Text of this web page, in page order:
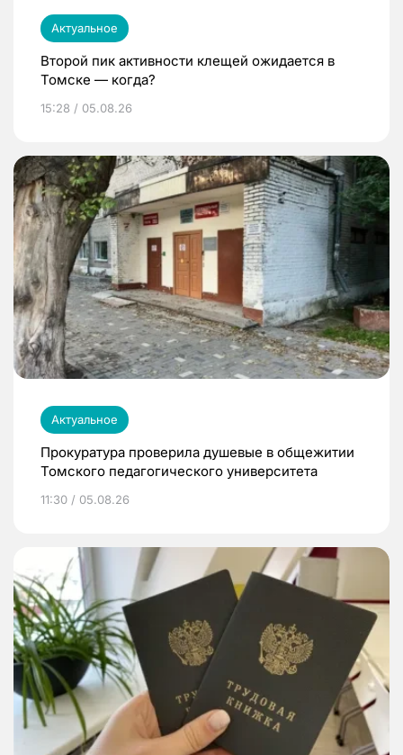
Актуальное
Второй пик активности клещей ожидается в
Томске — когда?
15:28 / 05.08.26
Актуальное
Прокуратура проверила душевые в общежитии
Томского педагогического университета
11:30 / 05.08.26